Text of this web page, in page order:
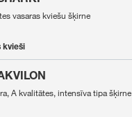
vasaras kviešu šķirne
kvieši
A kvalitātes, intensīva tipa šķirne